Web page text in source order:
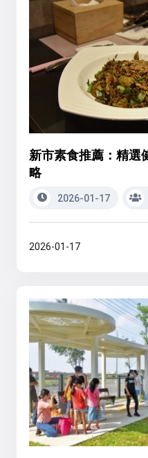
新市素食推薦：精選
略
2026-01-17
2026-01-17